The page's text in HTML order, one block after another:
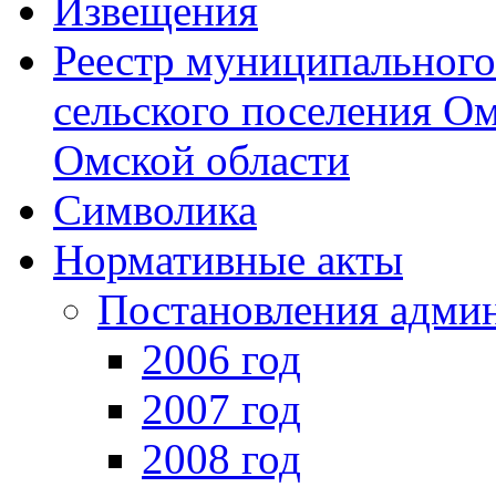
Извещения
Реестр
сельского поселения
Омской области
Символика
Нормативные акты
Постановления
2006 год
2007 год
2008 год